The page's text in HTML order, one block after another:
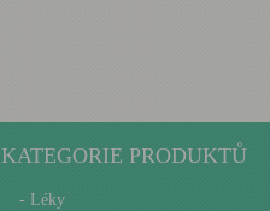
KATEGORIE PRODUKTŮ
- Léky